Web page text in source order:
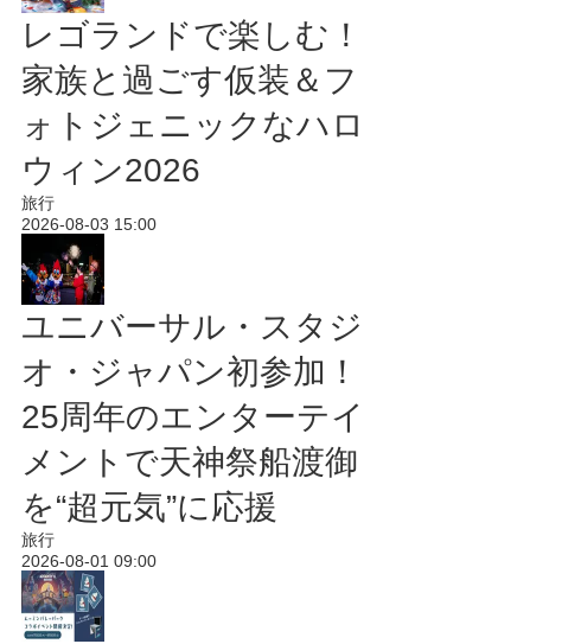
レゴランドで楽しむ！
家族と過ごす仮装＆フ
ォトジェニックなハロ
ウィン2026
旅行
2026-08-03 15:00
ユニバーサル・スタジ
オ・ジャパン初参加！
25周年のエンターテイ
メントで天神祭船渡御
を“超元気”に応援
旅行
2026-08-01 09:00